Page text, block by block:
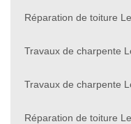
Réparation de toiture
Travaux de charpente
Travaux de charpente
Réparation de toiture